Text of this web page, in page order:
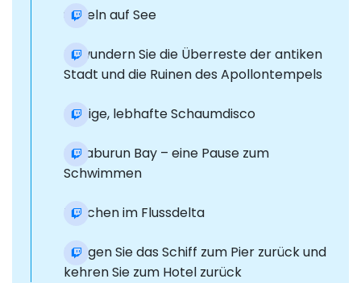
Segeln auf See
Bewundern Sie die Überreste der antiken
Stadt und die Ruinen des Apollontempels
Lustige, lebhafte Schaumdisco
Karaburun Bay – eine Pause zum
Schwimmen
Tauchen im Flussdelta
Bringen Sie das Schiff zum Pier zurück und
kehren Sie zum Hotel zurück